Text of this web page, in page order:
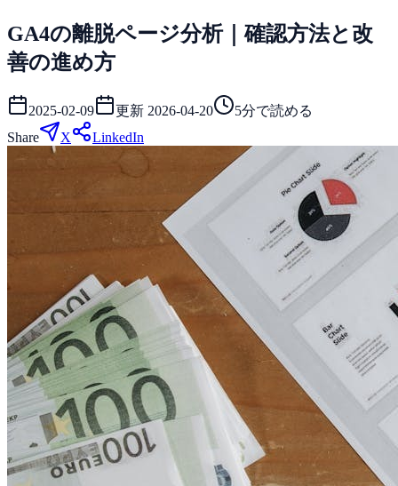
GA4の離脱ページ分析｜確認方法と改
善の進め方
2025-02-09 更新 2026-04-20 5分で読める
Share
X LinkedIn